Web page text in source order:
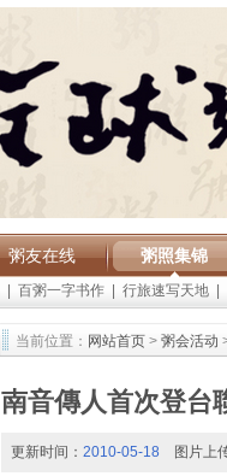
粥友在线 粥照集锦
百粥一字书作 行旅速写天地
当前位置： 网站首页 > 粥会活动
南音傳人首次登台
更新时间： 2010-05-18 图片上